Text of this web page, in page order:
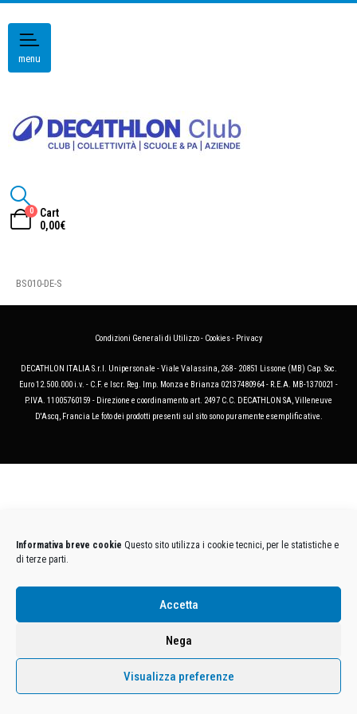
Informativa breve cookie Questo sito utilizza i cookie tecnici, per le statistiche e
di terze parti.
Accetta
Nega
Visualizza preferenze
menu
0
Cart
0,00€
BS010-DE-S
Condizioni Generali di Utilizzo- Cookies- Privacy
DECATHLON ITALIA S.r.l. Unipersonale - Viale Valassina, 268 - 20851 Lissone (MB) Cap. Soc.
Euro 12.500.000 i.v. - C.F. e Iscr. Reg. Imp. Monza e Brianza 02137480964 - R.E.A. MB-1370021 -
P.IVA. 11005760159 - Direzione e coordinamento art. 2497 C.C. DECATHLON SA, Villeneuve
D'Ascq, Francia Le foto dei prodotti presenti sul sito sono puramente esemplificative.